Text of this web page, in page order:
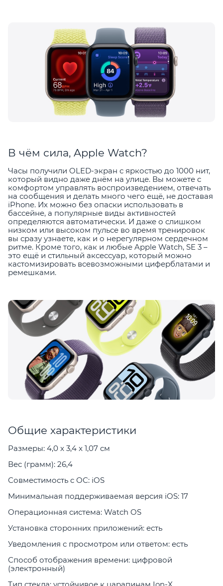
В чём сила, Apple Watch?
Часы получили OLED-экран с яркостью до 1000 нит,
который видно даже днём на улице. Вы можете с
комфортом управлять воспроизведением, отвечать
на сообщения и делать много чего ещё, не доставая
iPhone. Их можно без опаски использовать в
бассейне, а популярные виды активностей
определяются автоматически. И даже о слишком
низком или высоком пульсе во время тренировок
вы сразу узнаете, как и о нерегулярном сердечном
ритме. Кроме того, как и любые Apple Watch, SE 3 –
это ещё и стильный аксессуар, который можно
кастомизировать всевозможными циферблатами и
ремешками.
Общие характеристики
Размеры: 4,0 x 3,4 x 1,07 см
Вес (грамм): 26,4
Совместимость с ОС: iOS
Минимальная поддерживаемая версия iOS: 17
Операционная система: Watch OS
Установка сторонних приложений: есть
Уведомления с просмотром или ответом: есть
Способ отображения времени: цифровой
(электронный)